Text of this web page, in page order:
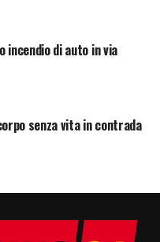
incendio di auto in via
senza vita in contrada